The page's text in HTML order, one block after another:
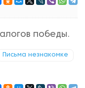
победы.
Письма незнакомке